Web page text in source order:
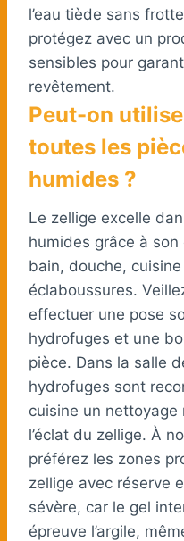
l’eau tiède sans
protégez avec un
sensibles pour
revêtement.
Peut-on
toutes les
humides ?
Le zellige excelle
humides grâce à
bain, douche,
éclaboussures.
effectuer une pose
hydrofuges et une
pièce. Dans la salle
hydrofuges sont
cuisine un
l’éclat du zellige. À
préférez les zones
zellige avec réserve
sévère, car le gel
épreuve l’argile,